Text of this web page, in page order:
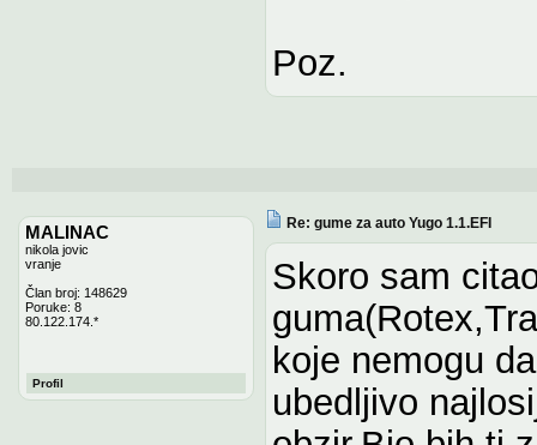
Poz.
MALINAC
nikola jovic
vranje
Član broj: 148629
Poruke: 8
80.122.174.*
Profil
Re: gume za auto Yugo 1.1.EFI
Skoro sam
koje nemogu
ubedljivo